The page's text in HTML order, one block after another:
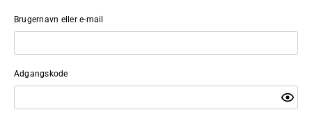
Brugernavn eller e-mail
Adgangskode